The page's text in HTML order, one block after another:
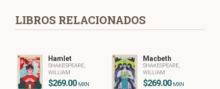
LIBROS RELACIONADOS
Hamlet
SHAKESPEARE,
WILLIAM
$269.00 MXN
Macbeth
SHAKESPEARE,
WILLIAM
$269.00 MXN